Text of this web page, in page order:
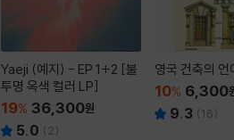
Yaeji (예지) - EP 1+2 [불
투명 옥색 컬러 LP]
19% 36,300원
5.0 ( 2)
영국 건축의 언
10% 6,300
9.3 (16)